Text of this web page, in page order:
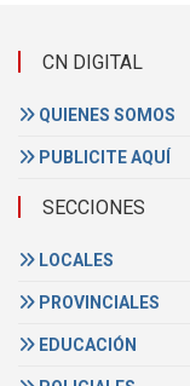
CN DIGITAL
QUIENES SOMOS
PUBLICITE AQUÍ
SECCIONES
LOCALES
PROVINCIALES
EDUCACIÓN